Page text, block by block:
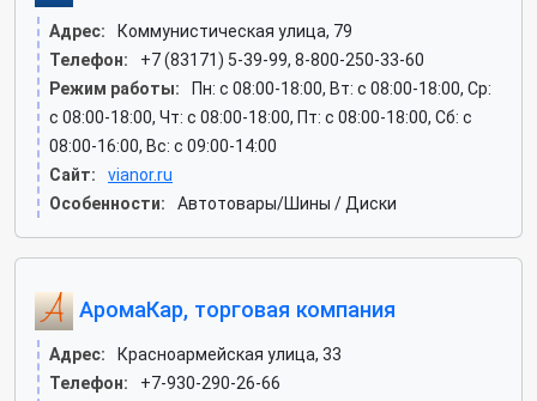
Адрес:
Коммунистическая улица, 79
Телефон:
+7 (83171) 5-39-99, 8-800-250-33-60
Режим работы:
Пн: c 08:00-18:00, Вт: c 08:00-18:00, Ср:
c 08:00-18:00, Чт: c 08:00-18:00, Пт: c 08:00-18:00, Сб: c
08:00-16:00, Вс: c 09:00-14:00
Сайт:
vianor.ru
Особенности:
Автотовары/Шины / Диски
АромаКар, торговая компания
Адрес:
Красноармейская улица, 33
Телефон:
+7-930-290-26-66